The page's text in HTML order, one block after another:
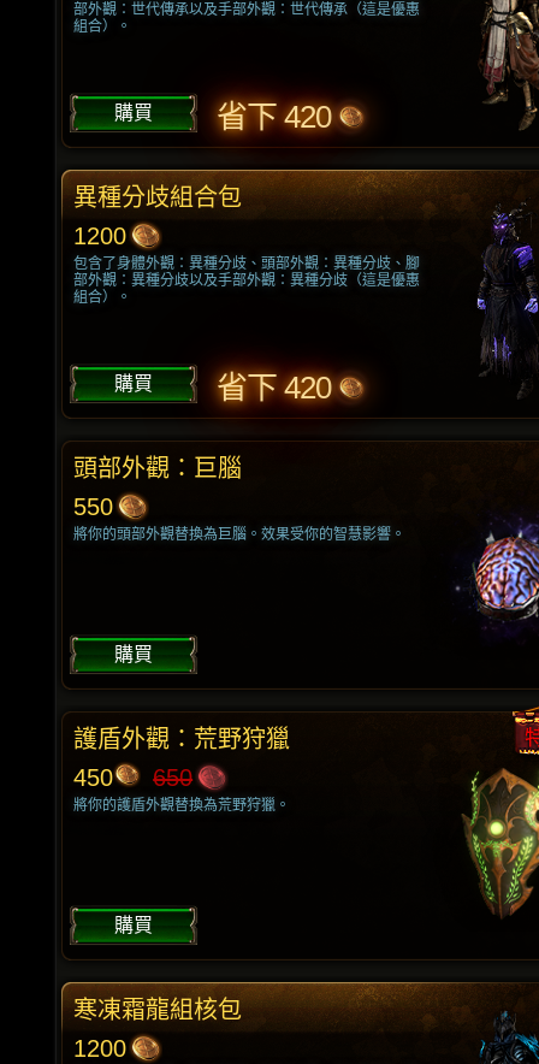
部外觀：世代傳承以及手部外觀：世代傳承（這是優惠
組合）。
購買 省下 420
異種分歧組合包
1200
包含了身體外觀：異種分歧、頭部外觀：異種分歧、腳
部外觀：異種分歧以及手部外觀：異種分歧（這是優惠
組合）。
購買 省下 420
頭部外觀：巨腦
550
將你的頭部外觀替換為巨腦。效果受你的智慧影響。
購買
護盾外觀：荒野狩獵
450
650
將你的護盾外觀替換為荒野狩獵。
購買
寒凍霜龍組核包
1200